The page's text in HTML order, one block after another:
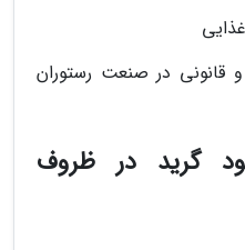
قانونی در صنعت رستوران
گرید در ظروف